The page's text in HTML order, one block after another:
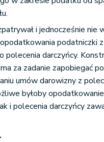
i jednocześnie nie
podatniczki
polecenia darczyńcy.
za zadanie zapobiegać
umów darowizny z
byłoby
i polecenia darczyńcy